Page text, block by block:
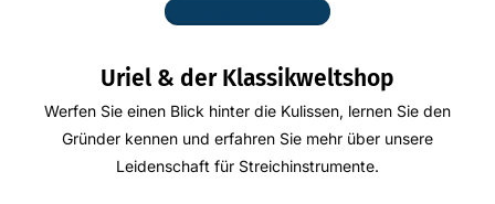
Produkte entdecken
Uriel & der Klassikweltshop
Werfen Sie einen Blick hinter die Kulissen, lernen Sie den
Gründer kennen und erfahren Sie mehr über unsere
Leidenschaft für Streichinstrumente.